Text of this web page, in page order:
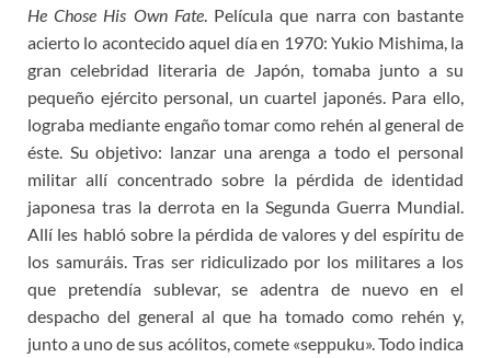
He Chose His Own Fate. Película que narra con bastante
acierto lo acontecido aquel día en 1970: Yukio Mishima, la
gran celebridad literaria de Japón, tomaba junto a su
pequeño ejército personal, un cuartel japonés. Para ello,
lograba mediante engaño tomar como rehén al general de
éste. Su objetivo: lanzar una arenga a todo el personal
militar allí concentrado sobre la pérdida de identidad
japonesa tras la derrota en la Segunda Guerra Mundial.
Allí les habló sobre la pérdida de valores y del espíritu de
los samuráis. Tras ser ridiculizado por los militares a los
que pretendía sublevar, se adentra de nuevo en el
despacho del general al que ha tomado como rehén y,
junto a uno de sus acólitos, comete «seppuku». Todo indica